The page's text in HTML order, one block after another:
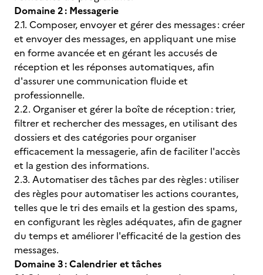
Domaine 2 : Messagerie
2.1. Composer, envoyer et gérer des messages : créer
et envoyer des messages, en appliquant une mise
en forme avancée et en gérant les accusés de
réception et les réponses automatiques, afin
d'assurer une communication fluide et
professionnelle.
2.2. Organiser et gérer la boîte de réception : trier,
filtrer et rechercher des messages, en utilisant des
dossiers et des catégories pour organiser
efficacement la messagerie, afin de faciliter l'accès
et la gestion des informations.
2.3. Automatiser des tâches par des règles : utiliser
des règles pour automatiser les actions courantes,
telles que le tri des emails et la gestion des spams,
en configurant les règles adéquates, afin de gagner
du temps et améliorer l'efficacité de la gestion des
messages.
Domaine 3 : Calendrier et tâches